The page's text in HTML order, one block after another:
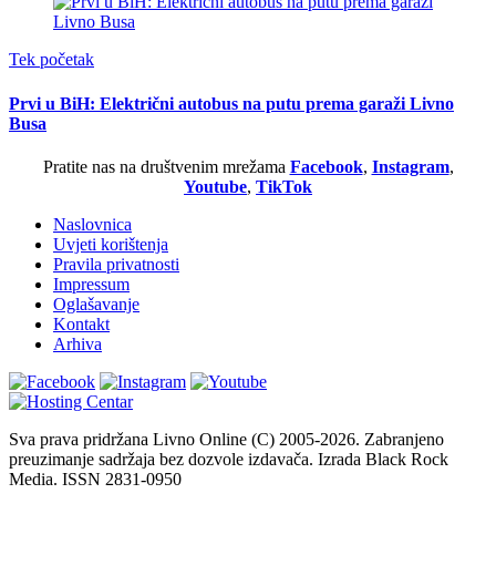
Tek početak
Prvi u BiH: Električni autobus na putu prema garaži Livno
Busa
Pratite nas na društvenim mrežama Facebook, Instagram,
Youtube, TikTok
Naslovnica
Uvjeti korištenja
Pravila privatnosti
Impressum
Oglašavanje
Kontakt
Arhiva
Sva prava pridržana Livno Online (C) 2005-2026. Zabranjeno
preuzimanje sadržaja bez dozvole izdavača. Izrada Black Rock
Media. ISSN 2831-0950